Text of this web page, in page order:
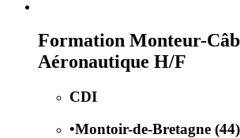
Formation Monteur-
Aéronautique H/F
CDI
•Montoir-de-Bretagne (44)